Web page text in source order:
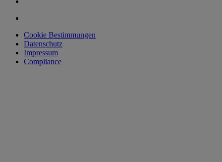
Cookie Bestimmungen
Datenschutz
Impressum
Compliance